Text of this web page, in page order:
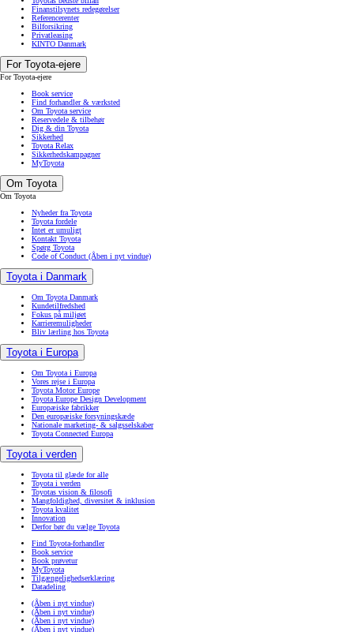
Finanstilsynets redegørelser
Referencerenter
Bilforsikring
Privatleasing
KINTO Danmark
For Toyota-ejere
For Toyota-ejere
Book service
Find forhandler & værksted
Om Toyota service
Reservedele & tilbehør
Dig & din Toyota
Sikkerhed
Toyota Relax
Sikkerhedskampagner
MyToyota
Om Toyota
Om Toyota
Nyheder fra Toyota
Toyota fordele
Intet er umuligt
Kontakt Toyota
Spørg Toyota
Code of Conduct (Åben i nyt vindue)
Toyota i Danmark
Om Toyota Danmark
Kundetilfredshed
Fokus på miljøet
Karrieremuligheder
Bliv lærling hos Toyota
Toyota i Europa
Om Toyota i Europa
Vores rejse i Europa
Toyota Motor Europe
Toyota Europe Design Development
Europæiske fabrikker
Den europæiske forsyningskæde
Nationale marketing- & salgsselskaber
Toyota Connected Europa
Toyota i verden
Toyota til glæde for alle
Toyota i verden
Toyotas vision & filosofi
Mangfoldighed, diversitet & inklusion
Toyota kvalitet
Innovation
Derfor bør du vælge Toyota
Find Toyota-forhandler
Book service
Book prøvetur
MyToyota
Tilgængelighedserklæring
Datadeling
(Åben i nyt vindue)
(Åben i nyt vindue)
(Åben i nyt vindue)
(Åben i nyt vindue)